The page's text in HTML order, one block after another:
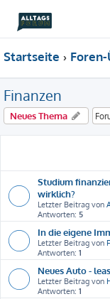
Startseite
Finanzen
Neues Thema
Studium
wirklich?
Letzter Beitrag von
Antworten: 5
In die eigene
Letzter Beitrag von
Antworten: 1
Neues Auto -
Letzter Beitrag von
Antworten: 1